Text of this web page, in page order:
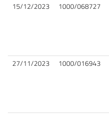
15/12/2023 1000/068727
27/11/2023 1000/016943